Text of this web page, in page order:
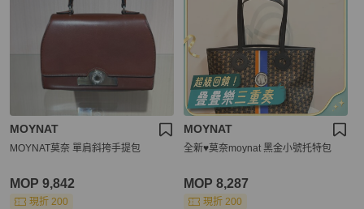
MOYNAT
MOYNAT莫奈 單肩斜挎手提包
MOP 9,842
現折 200
MOYNAT
全新♥️莫奈moynat 黑金小號托特包
MOP 8,287
現折 200